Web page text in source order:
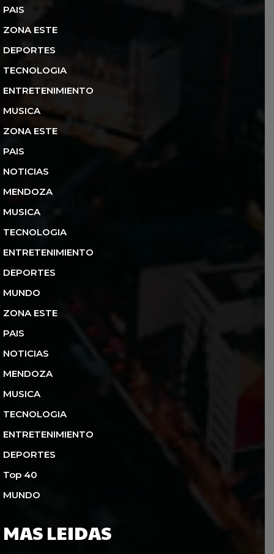
PAIS
ZONA ESTE
DEPORTES
TECNOLOGIA
ENTRETENIMIENTO
MUSICA
ZONA ESTE
PAIS
NOTICIAS
MENDOZA
MUSICA
TECNOLOGIA
ENTRETENIMIENTO
DEPORTES
MUNDO
ZONA ESTE
PAIS
NOTICIAS
MENDOZA
MUSICA
TECNOLOGIA
ENTRETENIMIENTO
DEPORTES
Top 40
MUNDO
MAS LEIDAS